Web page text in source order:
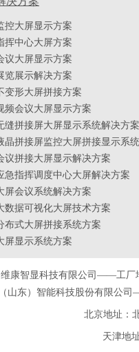
控大屏显示方案
挥中心大屏方案
议大屏显示方案
览展示解决方案
变形大屏拼接方案
频会议大屏显示方案
缝拼接屏大屏显示系统解决方案
晶拼接屏监控大屏拼接显示系
议拼接大屏显示解决方案
急指挥调度中心大屏解决方案
屏会议系统解决方案
数据可视化大屏技术方案
布式大屏拼接系统方案
屏显示系统方案
康智显科技有限公司——工厂
山东）智能科技股份有限公
北京地址：
天津地